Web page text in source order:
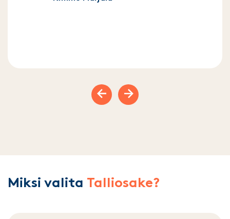
Previous slide
Next slide
Miksi valita Talliosake?